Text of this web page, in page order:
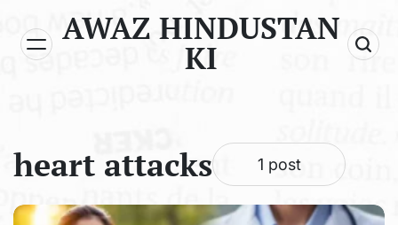
content
AWAZ HINDUSTAN
KI
heart attacks 1 post